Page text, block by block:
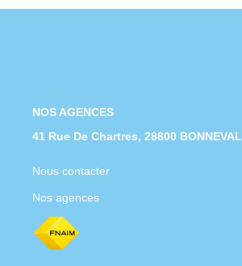
NOS AGENCES
41 Rue De Chartres, 28800 BONNEVAL
Nous contacter
Nos agences